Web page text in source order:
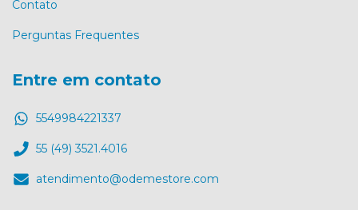
Contato
Perguntas Frequentes
Entre em contato
5549984221337
55 (49) 3521.4016
atendimento@odemestore.com